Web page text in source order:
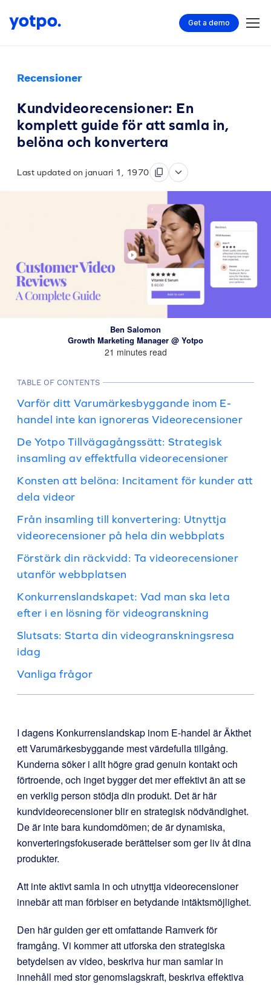
Get a demo
Recensioner
Kundvideorecensioner: En
komplett guide för att samla in,
belöna och konvertera
Last updated on januari 1, 1970
Ben Salomon
Growth Marketing Manager @ Yotpo
21 minutes read
TABLE OF CONTENTS
Varför ditt Varumärkesbyggande inom E-
handel inte kan ignoreras Videorecensioner
De Yotpo Tillvägagångssätt: Strategisk
insamling av effektfulla videorecensioner
Konsten att belöna: Incitament för kunder att
dela videor
Från insamling till konvertering: Utnyttja
videorecensioner på hela din webbplats
Förstärk din räckvidd: Ta videorecensioner
utanför webbplatsen
Konkurrenslandskapet: Vad man ska leta
efter i en lösning för videogranskning
Slutsats: Starta din videogranskningsresa
idag
Vanliga frågor
I dagens Konkurrenslandskap inom E-handel är Äkthet
ett Varumärkesbyggande mest värdefulla tillgång.
Kunderna söker i allt högre grad genuin kontakt och
förtroende, och inget bygger det mer effektivt än att se
en verklig person stödja din produkt. Det är här
kundvideorecensioner blir en strategisk nödvändighet.
De är inte bara kundomdömen; de är dynamiska,
konverteringsfokuserade berättelser som ger liv åt dina
produkter.
Att inte aktivt samla in och utnyttja videorecensioner
innebär att man förbiser en betydande intäktsmöjlighet.
Den här guiden ger ett omfattande Ramverk för
framgång. Vi kommer att utforska den strategiska
betydelsen av video, beskriva hur man samlar in
innehåll med stor genomslagskraft, beskriva effektiva